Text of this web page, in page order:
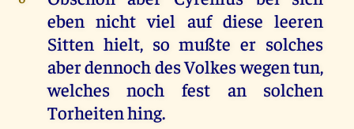
eben nicht viel auf diese leeren
Sitten hielt, so mußte er solches
aber dennoch des Volkes wegen tun,
welches noch fest an solchen
Torheiten hing.